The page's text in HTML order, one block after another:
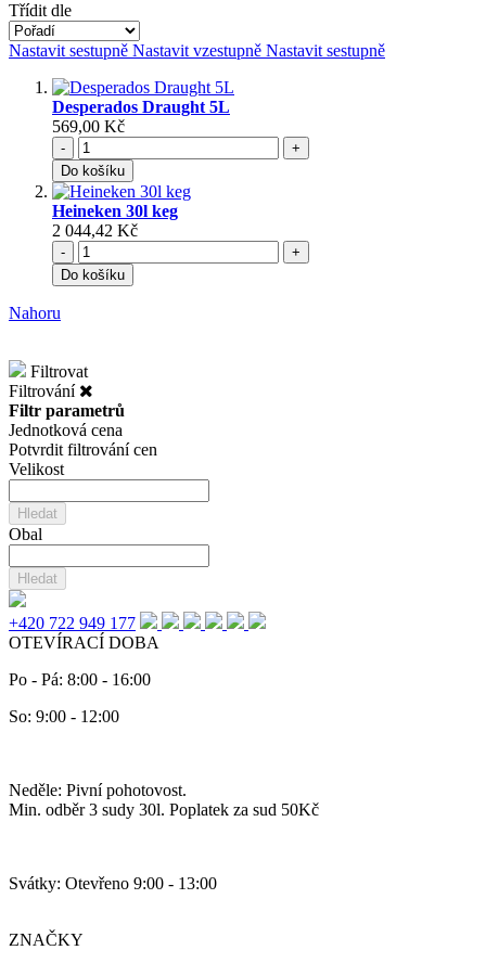
Třídit dle
Nastavit sestupně Nastavit vzestupně Nastavit sestupně
Desperados Draught 5L
569,00 Kč
-
+
Do košíku
Heineken 30l keg
2 044,42 Kč
-
+
Do košíku
Nahoru
Filtrovat
Filtrování
Filtr parametrů
Jednotková cena
Potvrdit filtrování cen
Velikost
Hledat
Obal
Hledat
+420 722 949 177
OTEVÍRACÍ DOBA
Po - Pá: 8:00 - 16:00
So: 9:00 - 12:00
Neděle: Pivní pohotovost.
Min. odběr 3 sudy 30l. Poplatek za sud 50Kč
Svátky: Otevřeno 9:00 - 13:00
ZNAČKY